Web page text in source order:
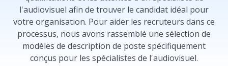
l'audiovisuel afin de trouver le candidat idéal pour
votre organisation. Pour aider les recruteurs dans ce
processus, nous avons rassemblé une sélection de
modèles de description de poste spécifiquement
conçus pour les spécialistes de l'audiovisuel.